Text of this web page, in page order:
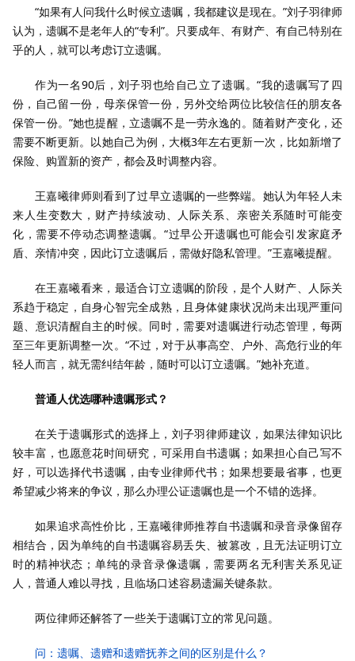
“如果有人问我什么时候立遗嘱，我都建议是现在。”刘子羽律师
认为，遗嘱不是老年人的“专利”。只要成年、有财产、有自己特别在
乎的人，就可以考虑订立遗嘱。
作为一名90后，刘子羽也给自己立了遗嘱。“我的遗嘱写了四
份，自己留一份，母亲保管一份，另外交给两位比较信任的朋友各
保管一份。”她也提醒，立遗嘱不是一劳永逸的。随着财产变化，还
需要不断更新。以她自己为例，大概3年左右更新一次，比如新增了
保险、购置新的资产，都会及时调整内容。
王嘉曦律师则看到了过早立遗嘱的一些弊端。她认为年轻人未
来人生变数大，财产持续波动、人际关系、亲密关系随时可能变
化，需要不停动态调整遗嘱。“过早公开遗嘱也可能会引发家庭矛
盾、亲情冲突，因此订立遗嘱后，需做好隐私管理。”王嘉曦提醒。
在王嘉曦看来，最适合订立遗嘱的阶段，是个人财产、人际关
系趋于稳定，自身心智完全成熟，且身体健康状况尚未出现严重问
题、意识清醒自主的时候。同时，需要对遗嘱进行动态管理，每两
至三年更新调整一次。“不过，对于从事高空、户外、高危行业的年
轻人而言，就无需纠结年龄，随时可以订立遗嘱。”她补充道。
普通人优选哪种遗嘱形式？
在关于遗嘱形式的选择上，刘子羽律师建议，如果法律知识比
较丰富，也愿意花时间研究，可采用自书遗嘱；如果担心自己写不
好，可以选择代书遗嘱，由专业律师代书；如果想要最省事，也更
希望减少将来的争议，那么办理公证遗嘱也是一个不错的选择。
如果追求高性价比，王嘉曦律师推荐自书遗嘱和录音录像留存
相结合，因为单纯的自书遗嘱容易丢失、被篡改，且无法证明订立
时的精神状态；单纯的录音录像遗嘱，需要两名无利害关系见证
人，普通人难以寻找，且临场口述容易遗漏关键条款。
两位律师还解答了一些关于遗嘱订立的常见问题。
问：遗嘱、遗赠和遗赠抚养之间的区别是什么？